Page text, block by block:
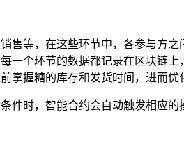
等，在这些环节中，各参与方
个环节的数据都记录在区块链
掌握糖的库存和发货时间，进而优
件时，智能合约会自动触发相应